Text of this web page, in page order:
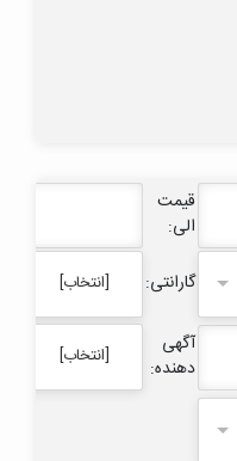
قیمت
الی:
گارانتی: [انتخاب]
آگهی
دهنده:
[انتخاب]